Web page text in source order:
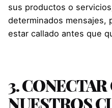
sus productos o
determinados mensajes,
estar callado antes que
3.CONECTAR
NUESTROS